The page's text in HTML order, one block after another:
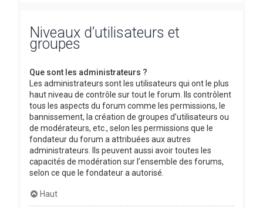
Niveaux d’utilisateurs et
groupes
Que sont les administrateurs ?
Les administrateurs sont les utilisateurs qui ont le plus
haut niveau de contrôle sur tout le forum. Ils contrôlent
tous les aspects du forum comme les permissions, le
bannissement, la création de groupes d’utilisateurs ou
de modérateurs, etc., selon les permissions que le
fondateur du forum a attribuées aux autres
administrateurs. Ils peuvent aussi avoir toutes les
capacités de modération sur l’ensemble des forums,
selon ce que le fondateur a autorisé.
Haut